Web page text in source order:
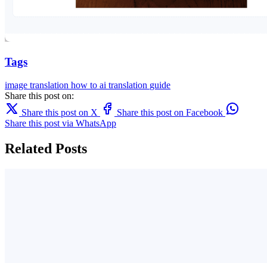
Tags
image translation how to ai translation guide
Share this post on:
Share this post on X
Share this post on Facebook
Share this post via WhatsApp
Related Posts